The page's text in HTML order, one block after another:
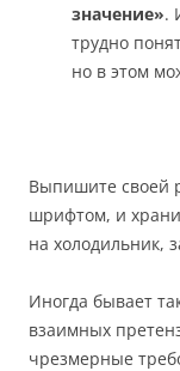
значение».
трудно
но в этом
Выпишите своей
шрифтом, и
на холодильник,
Иногда бывает
взаимных
чрезмерные